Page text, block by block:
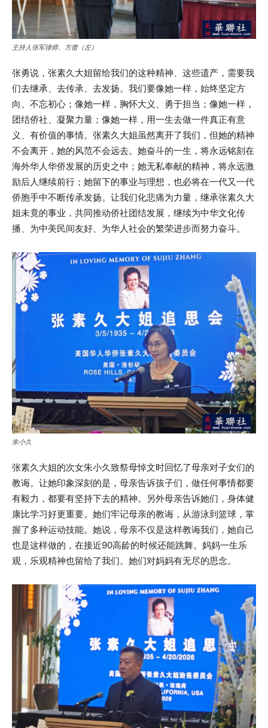
主持人张军律师、方蕾（左）
张勇说，张素久大姐留给我们的这种精神、这些遗产，需要我
们去继承、去传承、去发扬。我们要像她一样，始终坚定方
向、不忘初心；像她一样，胸怀大义、勇于担当；像她一样，
团结侨社、凝聚力量；像她一样，用一生去做一件真正有意
义、有价值的事情。张素久大姐虽然离开了我们，但她的精神
不会离开，她的风范不会远去。她奋斗的一生，将永远铭刻在
海外华人华侨发展的历史之中；她无私奉献的精神，将永远激
励后人继续前行；她留下的事业与理想，也必将在一代又一代
侨胞手中不断传承发扬。让我们化悲痛为力量，继承张素久大
姐未竟的事业，共同推动侨社团结发展，继续为中华文化传
播、为中美民间友好、为华人社会的繁荣进步而努力奋斗。
朱小久
张素久大姐的次女朱小久致祭母悼文时回忆了母亲对子女们的
教诲。让她印象深刻的是，母亲告诉孩子们，做任何事情都要
有毅力，都要有坚持下去的精神。另外母亲告诉她们，身体健
康比学习好更重要。她们牢记母亲的教诲，从游泳到篮球，掌
握了多种运动技能。她说，母亲不仅是这样教诲我们，她自己
也是这样做的，在接近90高龄的时候还能跳舞。妈妈一生乐
观，乐观精神也留给了我们。她们对妈妈有无尽的思念。